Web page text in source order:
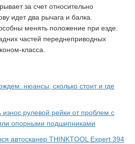
за счет относительно
идет два рычага и балка.
менять положение при езде.
частей переднеприводных
класса.
нюансы, сколько стоит и где
износ рулевой рейки от проблем с
опорными подшипниками
автосканер THINKTOOL Expert 394